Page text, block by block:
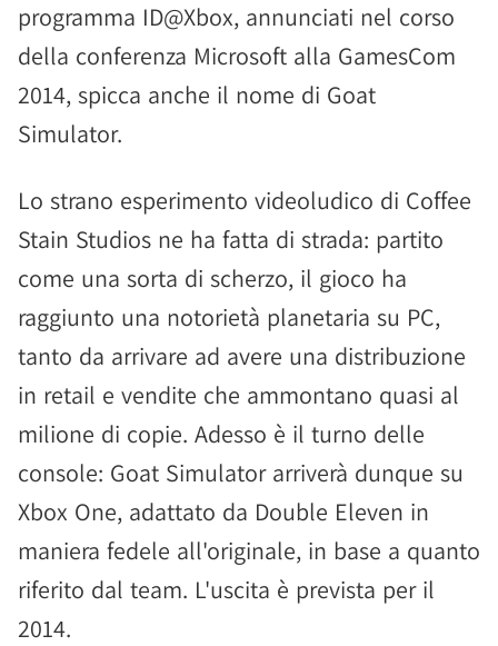
programma ID@Xbox, annunciati nel corso
della conferenza Microsoft alla GamesCom
2014, spicca anche il nome di Goat
Simulator.
Lo strano esperimento videoludico di Coffee
Stain Studios ne ha fatta di strada: partito
come una sorta di scherzo, il gioco ha
raggiunto una notorietà planetaria su PC,
tanto da arrivare ad avere una distribuzione
in retail e vendite che ammontano quasi al
milione di copie. Adesso è il turno delle
console: Goat Simulator arriverà dunque su
Xbox One, adattato da Double Eleven in
maniera fedele all'originale, in base a quanto
riferito dal team. L'uscita è prevista per il
2014.